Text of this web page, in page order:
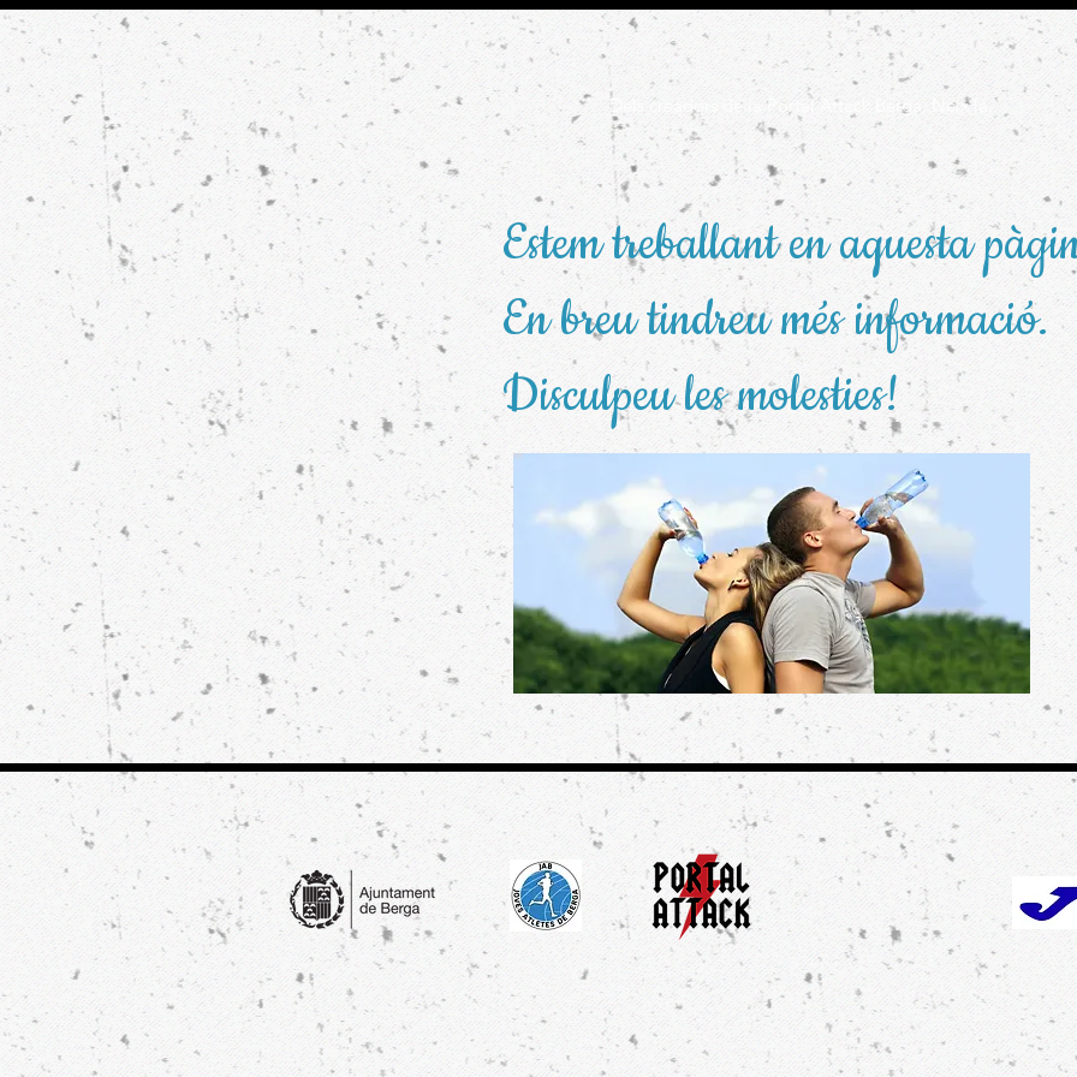
Dels creadors de la Portal Attack Berga, Neix la...
Estem treballant en aquesta
En breu tindreu més informació.
Disculpeu les molesties!